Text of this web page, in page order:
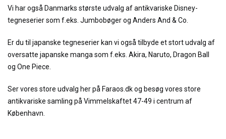
Vi har også Danmarks største udvalg af antikvariske Disney-
tegneserier som f.eks. Jumbobøger og Anders And & Co.
Er du til japanske tegneserier kan vi også tilbyde et stort udvalg af
oversatte japanske manga som f.eks. Akira, Naruto, Dragon Ball
og One Piece.
Ser vores store udvalg her på Faraos.dk og besøg vores store
antikvariske samling på Vimmelskaftet 47-49 i centrum af
København.